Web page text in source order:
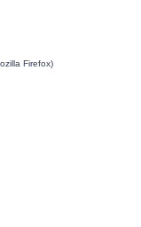
Firefox)